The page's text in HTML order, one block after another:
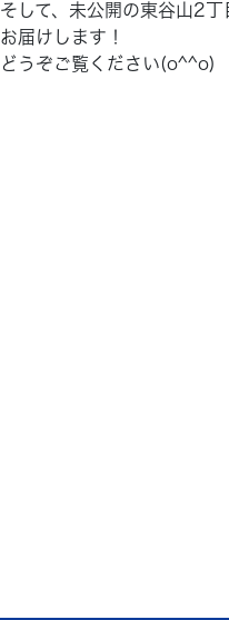
そして、未公開の東谷山2丁
お届けします！
どうぞご覧ください(o^^o)